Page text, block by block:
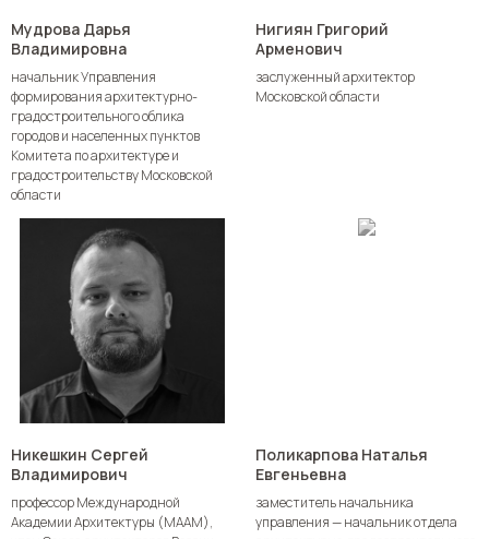
Мудрова Дарья
Владимировна
начальник Управления
формирования архитектурно-
градостроительного облика
городов и населенных пунктов
Комитета по архитектуре и
градостроительству Московской
области
Нигиян Григорий
Арменович
заслуженный архитектор
Московской области
Никешкин Сергей
Владимирович
профессор Международной
Академии Архитектуры (МААМ),
Поликарпова Наталья
Евгеньевна
заместитель начальника
управления — начальник отдела